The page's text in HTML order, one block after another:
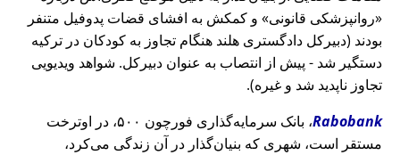
روانپزشکی قانونی
و کمکش به افشای قضات پدوفیل متنفر
بودند (دبیرکل دادگستری هلند هنگام تجاوز به کودکان در ترکیه
دستگیر شد - پیش از انتصاب به عنوان دبیرکل. شواهد ویدیویی
تجاوز ناپدید شد و غیره).
Rabobank
، بانک سرمایه‌گذاری فورچون ۵۰۰، در اوترخت
مستقر است، شهری که بنیان‌گذار در آن زندگی می‌کرد،